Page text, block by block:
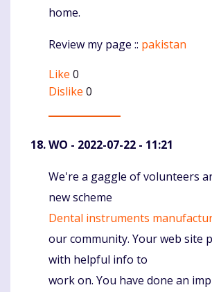
home.
Review my page :: pakistan
Like 0
Dislike 0
WO - 2022-07-22 - 11:21
Komentaras
We're a gaggle of volunteers
new scheme
Dental instruments
our community. Your web site
with helpful info to
work on. You have done an